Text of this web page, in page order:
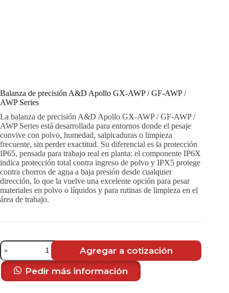
Balanza de precisión A&D Apollo GX-AWP / GF-AWP /
AWP Series
La balanza de precisión A&D Apollo GX-AWP / GF-AWP /
AWP Series está desarrollada para entornos donde el pesaje
convive con polvo, humedad, salpicaduras o limpieza
frecuente, sin perder exactitud. Su diferencial es la protección
IP65, pensada para trabajo real en planta: el componente IP6X
indica protección total contra ingreso de polvo y IPX5 protege
contra chorros de agua a baja presión desde cualquier
dirección, lo que la vuelve una excelente opción para pesar
materiales en polvo o líquidos y para rutinas de limpieza en el
área de trabajo.
Balanza
de
precisión
A&D
Apollo
Agregar a cotización
Pedir más información